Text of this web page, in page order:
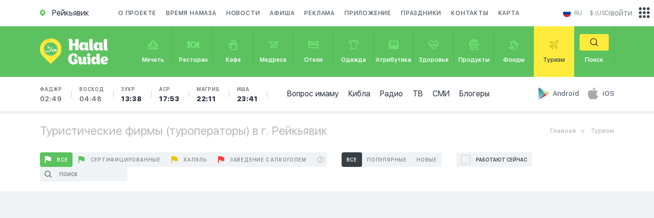
Рейкьявик О ПРОЕКТЕ ВРЕМЯ НАМАЗА НОВОСТИ АФИША РЕКЛАМА ПРИЛОЖЕНИЕ ПРАЗДНИКИ КОНТАКТЫ КАРТА RU $ (USD)
Мечеть Ресторан Кафе Медресе Отели Одежда Атрибутика Здоровье Продукты Фонды Туризм Поиск
ФАДЖР
02:49
ВОСХОД
04:48
ЗУХР
13:38
АСР
17:53
МАГРИБ
22:11
ИША
23:41
Вопрос имаму Кибла Радио ТВ СМИ Блогеры Android iOS
войти
Туристические фирмы (туроператоры) в г. Рейкьявик Главная Туризм
ВСЕ СЕРТИФИЦИРОВАННЫЕ ХАЛЯЛЬ ЗАВЕДЕНИЕ С АЛКОГОЛЕМ ВСЕ ПОПУЛЯРНЫЕ НОВЫЕ РАБОТАЮТ СЕЙЧАС